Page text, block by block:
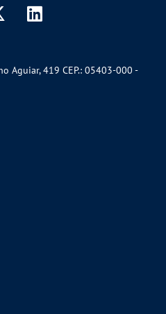
Aguiar, 419 CEP.: 05403-000 -